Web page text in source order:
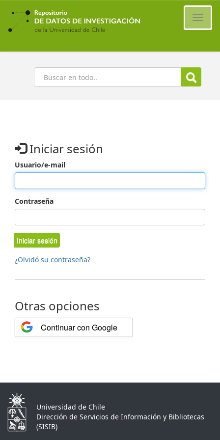
Ir
contenido
principal
Buscar
Iniciar sesión
Usuario/e-mail
Contraseña
Iniciar sesión
¿Olvidó su contraseña?
Otras opciones
Continuar con Google
Universidad de Chile
Dirección de Servicios de Información y Bibliotecas
(SISIB)